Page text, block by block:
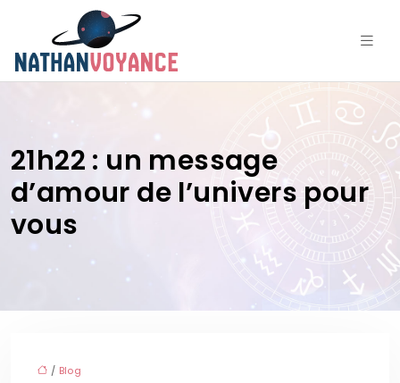
21h22 : un message
d’amour de l’univers pour
vous
/ Blog